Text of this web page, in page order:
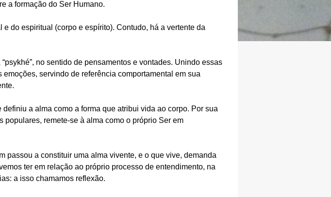
a formação do Ser Humano.
do espiritual (corpo e espírito). Contudo, há a vertente da
no sentido de pensamentos e vontades. Unindo essas
servindo de referência comportamental em sua
a alma como a forma que atribui vida ao corpo. Por sua
remete-se à alma como o próprio Ser em
passou a constituir uma alma vivente, e o que vive, demanda
ter em relação ao próprio processo de entendimento, na
a isso chamamos reflexão.